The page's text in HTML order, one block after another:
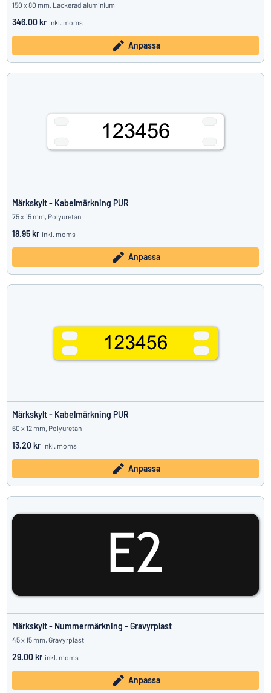
150 x 80 mm, Lackerad aluminium
346.00 kr inkl. moms
Anpassa
Märkskylt - Kabelmärkning PUR
75 x 15 mm, Polyuretan
18.95 kr inkl. moms
Anpassa
Märkskylt - Kabelmärkning PUR
60 x 12 mm, Polyuretan
13.20 kr inkl. moms
Anpassa
Märkskylt - Nummermärkning - Gravyrplast
45 x 15 mm, Gravyrplast
29.00 kr inkl. moms
Anpassa